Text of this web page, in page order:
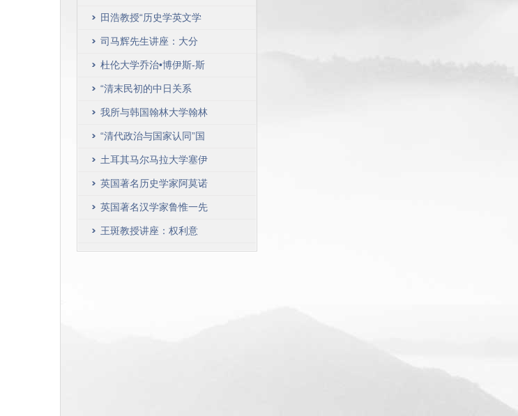
授访问历史学院并做学术
报告
田浩教授“历史学英文学
术写作”课程开讲
司马辉先生讲座：大分
流：试析17世纪以来中国
经济发展之历史研究的新
取向
杜伦大学乔治•博伊斯-斯
通教授访问历史学院
“清末民初的中日关系
——孙中山、梅屋庄吉的
交谊及其时代”国际学术
研讨会在我校成功
我所与韩国翰林大学翰林
科学院签订合作协议
“清代政治与国家认同”国
际学术研讨会在北京香山
召开
土耳其马尔马拉大学塞伊
菲凯南教授做客人大史学
讲堂
英国著名历史学家阿莫诺
教授在我院作学术报告
英国著名汉学家鲁惟一先
生做客“人大史学讲堂”
王斑教授讲座：权利意
识、社会运动与当代中国